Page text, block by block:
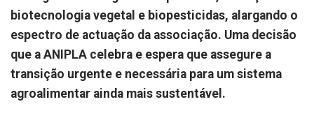
biotecnologia vegetal e biopesticidas, alargando o
espectro de actuação da associação. Uma decisão
que a ANIPLA celebra e espera que assegure a
transição urgente e necessária para um sistema
agroalimentar ainda mais sustentável.